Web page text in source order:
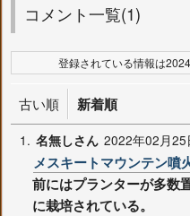
コメント一覧(1)
登録されている情報は
古い順 新着順
1. 名無しさん 2022年02月
メスキートマウンテン噴
前にはプランターが多数
に栽培されている。